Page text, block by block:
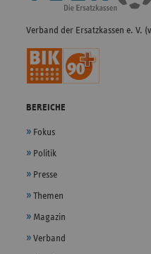
Verband der Ersatzkassen e. V.
BEREICHE
Fokus
Politik
Presse
Themen
Magazin
Verband